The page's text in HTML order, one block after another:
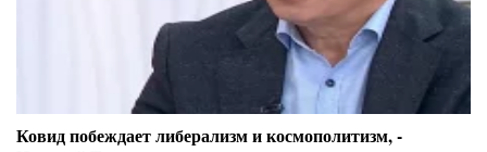
Ковид побеждает либерализм и космополитизм, -